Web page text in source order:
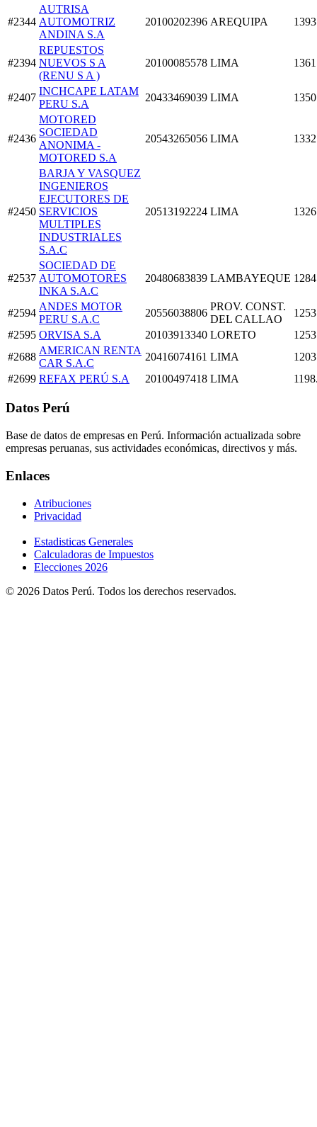
#2344
AUTRISA
AUTOMOTRIZ
ANDINA S.A
20100202396 AREQUIPA
#2394
REPUESTOS
NUEVOS S A
(RENU S A )
20100085578 LIMA
#2407
INCHCAPE LATAM
PERU S.A
20433469039 LIMA
#2436
MOTORED
SOCIEDAD
ANONIMA -
MOTORED S.A
20543265056 LIMA
#2450
BARJA Y VASQUEZ
INGENIEROS
EJECUTORES DE
SERVICIOS
MULTIPLES
INDUSTRIALES
S.A.C
20513192224 LIMA
#2537
SOCIEDAD DE
AUTOMOTORES
INKA S.A.C
20480683839 LAMBAYEQUE
#2594
ANDES MOTOR
PERU S.A.C
20556038806
PROV. CONST.
DEL CALLAO
#2595 ORVISA S.A 20103913340 LORETO
#2688
AMERICAN RENTA
CAR S.A.C
20416074161 LIMA
#2699 REFAX PERÚ S.A 20100497418 LIMA
Datos Perú
Base de datos de empresas en Perú. Información actualizada sobre
empresas peruanas, sus actividades económicas, directivos y más.
Enlaces
Atribuciones
Privacidad
Estadisticas Generales
Calculadoras de Impuestos
Elecciones 2026
© 2026 Datos Perú. Todos los derechos reservados.